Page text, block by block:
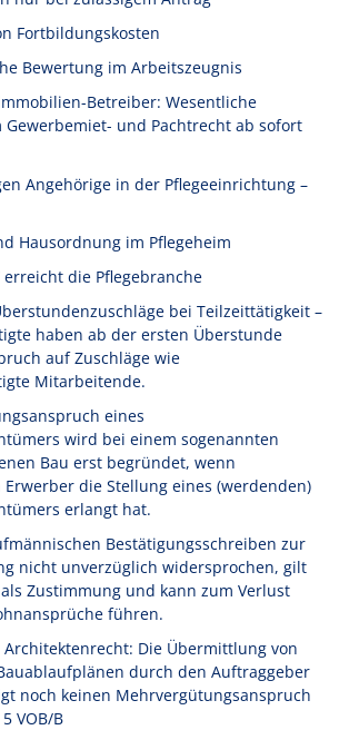
Fortbildungskosten
Bewertung im Arbeitszeugnis
Betreiber: Wesentliche
und Pachtrecht ab sofort
Angehörige in der Pflegeeinrichtung –
Hausordnung im Pflegeheim
erreicht die Pflegebranche
bei Teilzeittätigkeit –
haben ab der ersten Überstunde
auf Zuschläge wie
Mitarbeitende.
eines
wird bei einem sogenannten
Bau erst begründet, wenn
die Stellung eines (werdenden)
erlangt hat.
Bestätigungsschreiben zur
nicht unverzüglich widersprochen, gilt
Zustimmung und kann zum Verlust
führen.
Architektenrecht: Die Übermittlung von
durch den Auftraggeber
noch keinen Mehrvergütungsanspruch
VOB/B